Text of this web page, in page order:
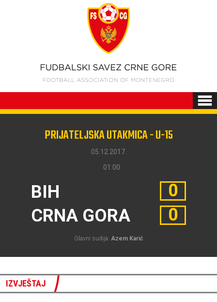
PRIJATELJSKA UTAKMICA - U-15
05.12.2017.
01:00
BIH
CRNA GORA
0
0
Glavni sudija: Azem Karić
IZVJEŠTAJ